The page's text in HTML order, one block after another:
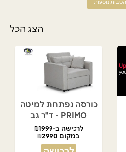
הטבות נוספות
הצג הכל
כורסה נפתחת למיטה
PRIMO - ד"ר גב
לרכישה ב-₪1999
במקום ₪2990